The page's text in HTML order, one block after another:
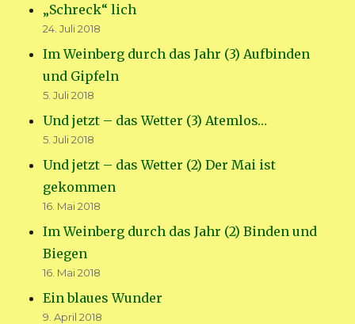
„Schreck“ lich
24. Juli 2018
Im Weinberg durch das Jahr (3) Aufbinden
und Gipfeln
5. Juli 2018
Und jetzt – das Wetter (3) Atemlos…
5. Juli 2018
Und jetzt – das Wetter (2) Der Mai ist
gekommen
16. Mai 2018
Im Weinberg durch das Jahr (2) Binden und
Biegen
16. Mai 2018
Ein blaues Wunder
9. April 2018